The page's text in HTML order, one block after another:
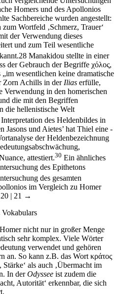
Homers und des Apollonios
Sachbereiche wurden angestellt:
Wortfeld ‚Schmerz, Trauer‘
der Verwendung dieses
und zum Teil wesentliche
28 Manakidou stellte in einer
der Gebrauch der Begriffe χόλος,
wesentlichen keine dramatische
Zorn Achills in der Ilias erfülle,
Verwendung in den homerischen
die mit den Begriffen
die hellenistische Welt
des Heldenbildes in
Jasons und Aietes’ hat Thiel eine -
der Heldenbezeichnung
attestiert.30 Ein ähnliches
des Epithetons
des gesamten
im Vergleich zu Homer
| 21 →
nicht nur in großer Menge
sehr komplex. Viele Wörter
verwendet und gehören
an. So kann z.B. das Wort κράτος
als auch ‚Übermacht im
In derOdyssee ist zudem die
Autorität‘ erkennbar, die sich